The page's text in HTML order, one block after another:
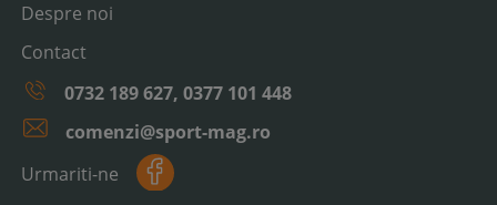
Despre noi
Contact
0732 189 627, 0377 101 448
comenzi@sport-mag.ro
Urmariti-ne